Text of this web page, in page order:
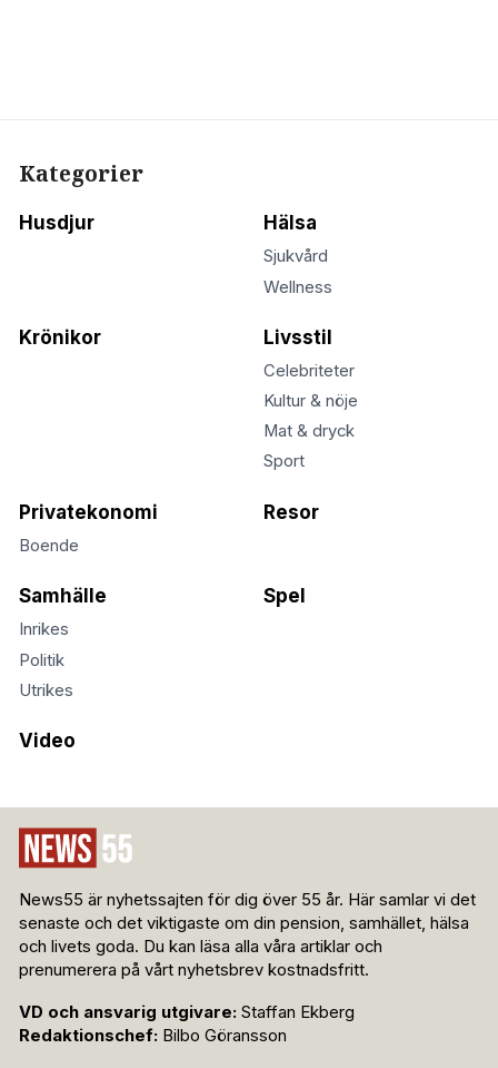
Kategorier
Husdjur Hälsa
Sjukvård
Wellness
Krönikor Livsstil
Celebriteter
Kultur & nöje
Mat & dryck
Sport
Privatekonomi
Boende
Resor
Samhälle
Inrikes
Politik
Utrikes
Spel
Video
News55 är nyhetssajten för dig över 55 år. Här samlar vi det
senaste och det viktigaste om din pension, samhället, hälsa
och livets goda. Du kan läsa alla våra artiklar och
prenumerera på vårt nyhetsbrev kostnadsfritt.
VD och ansvarig utgivare: Staffan Ekberg
Redaktionschef: Bilbo Göransson